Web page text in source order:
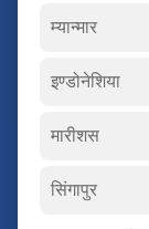
म्यान्मार
इण्डोनेशिया
मारीशस
सिंगापुर